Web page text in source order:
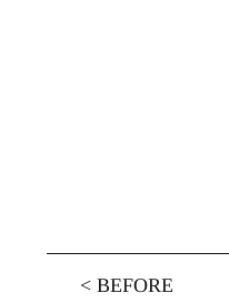
<BEFORE